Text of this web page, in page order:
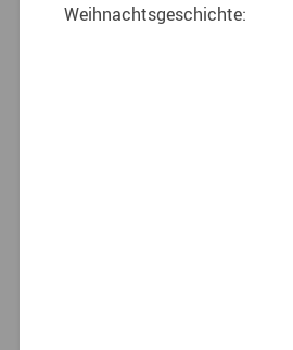
Weihnachtsgeschichte: